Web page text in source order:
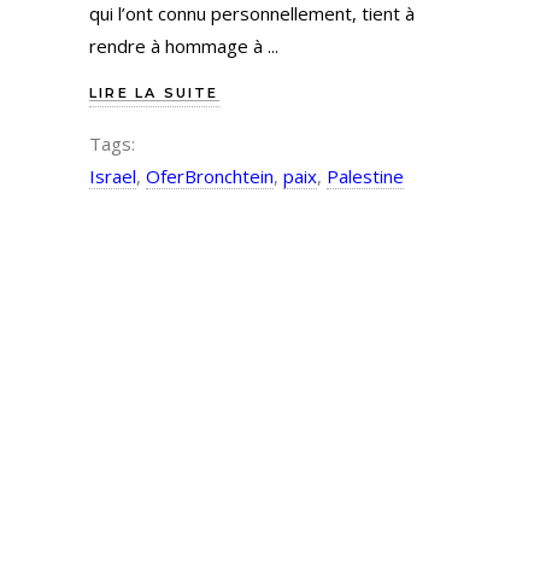
qui l’ont connu personnellement, tient à
rendre à hommage à
LIRE LA SUITE
Tags:
Israel, OferBronchtein, paix, Palestine